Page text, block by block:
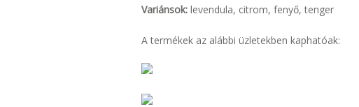
Variánsok: levendula, citrom, fenyő, tenger
A termékek az alábbi üzletekben kaphatóak: